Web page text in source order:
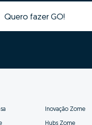
Quero fazer GO!
Inovação Zome
Hubs Zome